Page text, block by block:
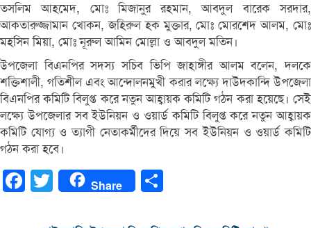
তসলিম আহমেদ, মোঃ মিজানুর রহমান, আবদুল বারেক সরদার,
আকতারুজ্জামান খোকন, জহিরুল হক মুক্তার, মোঃ মোরশেদ আলম, মোঃ
মহসিন মিয়া, মোঃ নূরুল আমিন মোল্লা ও আবদুল মতিন।
উপজেলা বিএনপির সদস্য সচিব ভিপি জাহাঙ্গীর আলম বলেন, দলকে
শক্তিশালী, গতিশীল এবং আন্দোলনমুখী করার লক্ষ্যে দাউদকান্দি উপজেলা
বিএনপির কমিটি বিলুপ্ত করে নতুন আহ্বায়ক কমিটি গঠন করা হয়েছে। সেই
লক্ষ্যে উপজেলার সব ইউনিয়ন ও ওয়ার্ড কমিটি বিলুপ্ত করে নতুন আহ্বায়ক
কমিটি যোগ্য ও ত্যাগী নেতাকর্মীদের দিয়ে সব ইউনিয়ন ও ওয়ার্ড কমিটি
গঠন করা হবে।
FacebookTwitter Share